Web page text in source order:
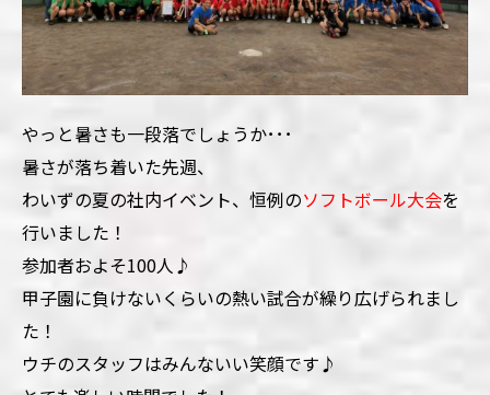
やっと暑さも一段落でしょうか･･･
暑さが落ち着いた先週、
わいずの夏の社内イベント、 恒例のソフトボール大会を
行いました！
参加者およそ100人♪
甲子園に負けないくらいの熱い試合が繰り広げられまし
た！
ウチのスタッフはみんないい笑顔です♪